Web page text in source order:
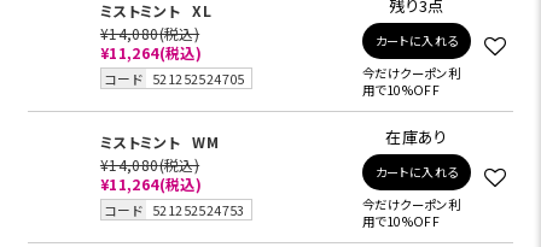
ミストミント
XL
¥14,080(税込)
¥11,264(税込)
コード 521252524705
残り3点
カートに入れる
今だけクーポン利
用で10%OFF
ミストミント
WM
¥14,080(税込)
¥11,264(税込)
コード 521252524753
在庫あり
カートに入れる
今だけクーポン利
用で10%OFF